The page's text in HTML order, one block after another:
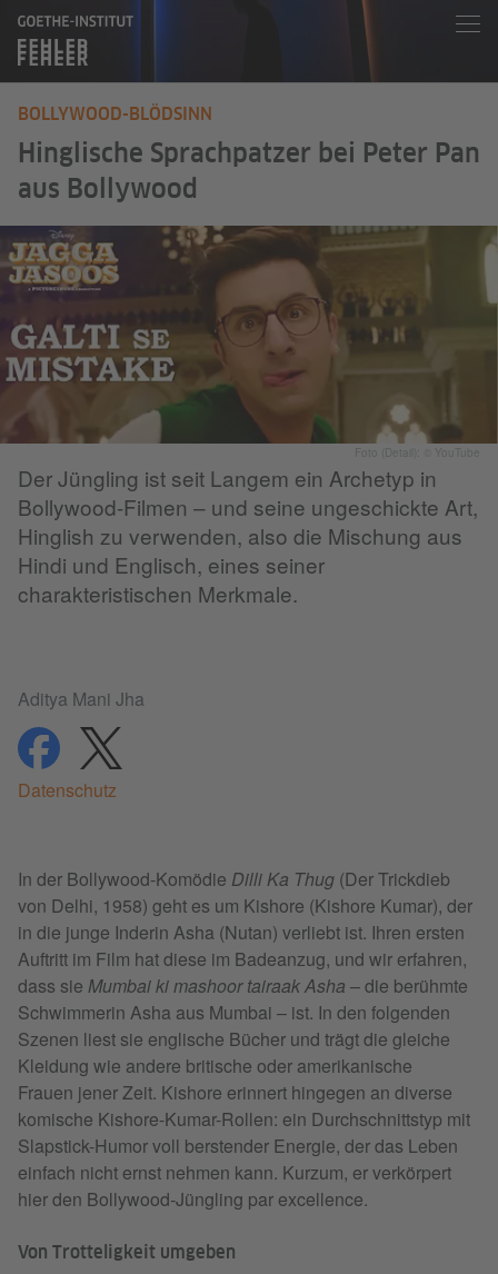
BOLLYWOOD-BLÖDSINN
Hinglische Sprachpatzer bei Peter Pan
aus Bollywood
Foto (Detail): © YouTube
Der Jüngling ist seit Langem ein Archetyp in
Bollywood-Filmen – und seine ungeschickte Art,
Hinglish zu verwenden, also die Mischung aus
Hindi und Englisch, eines seiner
charakteristischen Merkmale.
Aditya Mani Jha
teilen
teilen
Datenschutz
In der Bollywood-Komödie Dilli Ka Thug (Der Trickdieb
von Delhi, 1958) geht es um Kishore (Kishore Kumar), der
in die junge Inderin Asha (Nutan) verliebt ist. Ihren ersten
Auftritt im Film hat diese im Badeanzug, und wir erfahren,
dass sie Mumbai ki mashoor tairaak Asha – die berühmte
Schwimmerin Asha aus Mumbai – ist. In den folgenden
Szenen liest sie englische Bücher und trägt die gleiche
Kleidung wie andere britische oder amerikanische
Frauen jener Zeit. Kishore erinnert hingegen an diverse
komische Kishore-Kumar-Rollen: ein Durchschnittstyp mit
Slapstick-Humor voll berstender Energie, der das Leben
einfach nicht ernst nehmen kann. Kurzum, er verkörpert
hier den Bollywood‑Jüngling par excellence.
Von Trotteligkeit umgeben